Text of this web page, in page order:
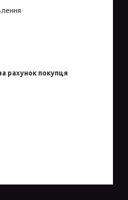
рахунок покупця